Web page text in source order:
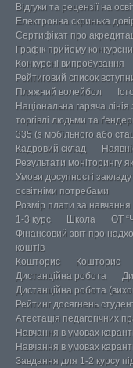
Відгуки та рецензії на
Електронна скринька
Сертифікат про
Графік прийому
Конкурсні випробування
Рейтиговий список
Пляжний волейбол
Національна гаряча
торгівлі людьми та
335 (з мобільного або
Кадровий склад
Результати моніторингу
Умови досупності
освітніми потребами
Розмір плати за навчання
1-3 курс
Школа ОТ
Фінансовий звіт про
коштів
Кошторис
Кошторис
Дистанційна робота
Дистанційна робота
Рейтинг досягнень
Атестація педагогічних
Навчання в умовах
Навчання в умовах
Завдання для 1-2 курсу